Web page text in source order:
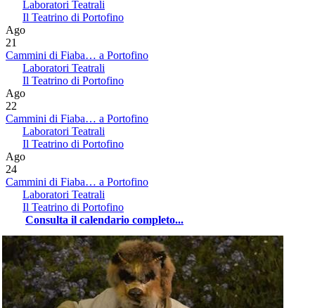
Laboratori Teatrali
Il Teatrino di Portofino
Ago
21
Cammini di Fiaba… a Portofino
Laboratori Teatrali
Il Teatrino di Portofino
Ago
22
Cammini di Fiaba… a Portofino
Laboratori Teatrali
Il Teatrino di Portofino
Ago
24
Cammini di Fiaba… a Portofino
Laboratori Teatrali
Il Teatrino di Portofino
Consulta il calendario completo...